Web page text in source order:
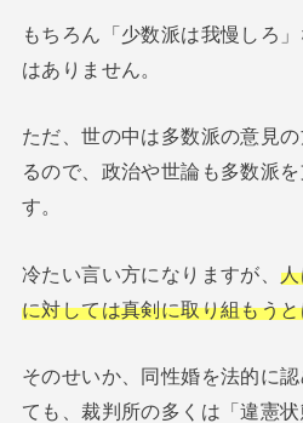
もちろん「少数派は我慢しろ
はありません。
ただ、世の中は多数派の意見
るので、政治や世論も多数派
す。
冷たい言い方になりますが、
に対しては真剣に取り組もう
そのせいか、同性婚を法的に
ても、裁判所の多くは「違憲